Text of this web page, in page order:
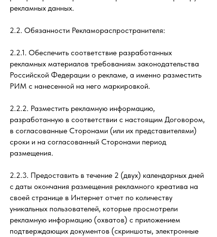
рекламных данных.
2.2. Обязанности Рекламораспространителя:
2.2.1. Обеспечить соответствие разработанных
рекламных материалов требованиям законодательства
Российской Федерации о рекламе, а именно разместить
РИМ с нанесенной на него маркировкой.
2.2.2. Разместить рекламную информацию,
разработанную в соответствии с настоящим Договором,
в согласованные Сторонами (или их представителями)
сроки и на согласованный Сторонами период
размещения.
2.2.3. Предоставить в течение 2 (двух) календарных дней
с даты окончания размещения рекламного креатива на
своей странице в Интернет отчет по количеству
уникальных пользователей, которые просмотрели
рекламную информацию (охватов) с приложением
подтверждающих документов (скриншоты, электронные